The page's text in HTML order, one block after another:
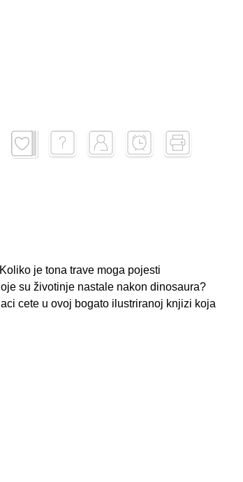
je tona trave moga pojesti
su životinje nastale nakon dinosaura?
cete u ovoj bogato ilustriranoj knjizi koja